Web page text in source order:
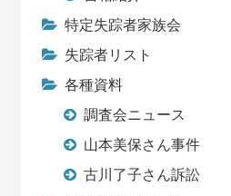
特定失踪者家族会
失踪者リスト
各種資料
調査会ニュース
山本美保さん事件
古川了子さん訴訟